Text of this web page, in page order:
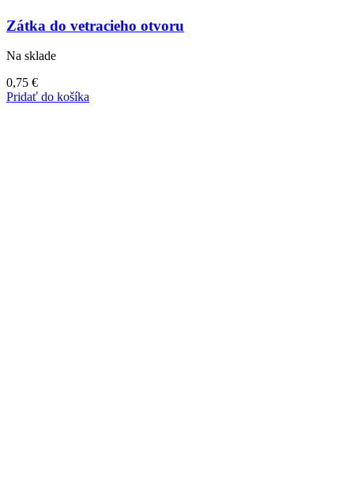
Zátka do vetracieho otvoru
Na sklade
0,75 €
Pridať do košíka